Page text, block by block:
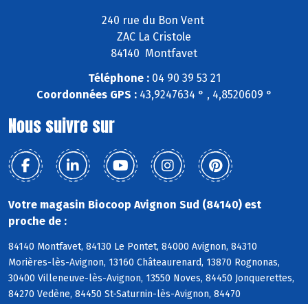
240 rue du Bon Vent
ZAC La Cristole
84140 Montfavet
Téléphone :04 90 39 53 21
Coordonnées GPS :43,9247634 ° , 4,8520609 °
Nous suivre sur
Votre magasin Biocoop Avignon Sud (84140) est
proche de :
84140 Montfavet, 84130 Le Pontet, 84000 Avignon, 84310
Morières-lès-Avignon, 13160 Châteaurenard, 13870 Rognonas,
30400 Villeneuve-lès-Avignon, 13550 Noves, 84450 Jonquerettes,
84270 Vedène, 84450 St-Saturnin-lès-Avignon, 84470